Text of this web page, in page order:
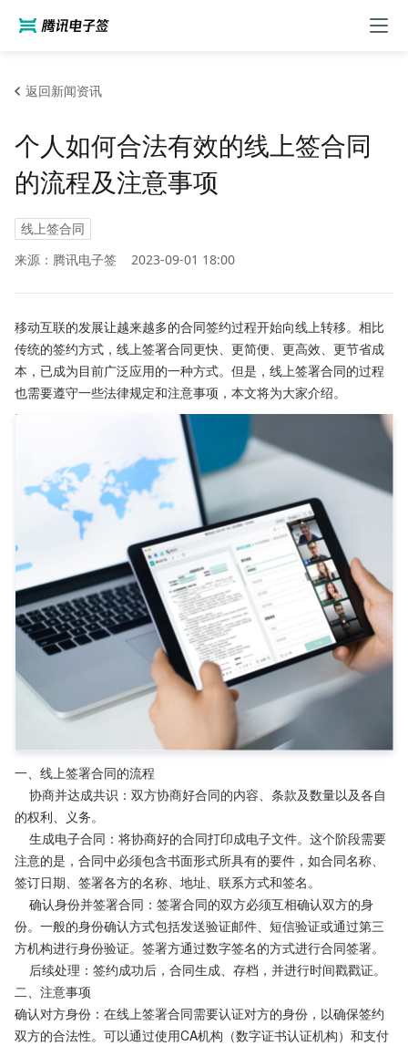
返回新闻资讯
个人如何合法有效的线上签合同
的流程及注意事项
线上签合同
来源：腾讯电子签
2023-09-01 18:00
移动互联的发展让越来越多的合同签约过程开始向线上转移。相比
传统的签约方式，线上签署合同更快、更简便、更高效、更节省成
本，已成为目前广泛应用的一种方式。但是，线上签署合同的过程
也需要遵守一些法律规定和注意事项，本文将为大家介绍。
一、线上签署合同的流程
协商并达成共识：双方协商好合同的内容、条款及数量以及各自
的权利、义务。
生成电子合同：将协商好的合同打印成电子文件。这个阶段需要
注意的是，合同中必须包含书面形式所具有的要件，如合同名称、
签订日期、签署各方的名称、地址、联系方式和签名。
确认身份并签署合同：签署合同的双方必须互相确认双方的身
份。一般的身份确认方式包括发送验证邮件、短信验证或通过第三
方机构进行身份验证。签署方通过数字签名的方式进行合同签署。
后续处理：签约成功后，合同生成、存档，并进行时间戳戳证。
二、注意事项
确认对方身份：在线上签署合同需要认证对方的身份，以确保签约
双方的合法性。可以通过使用CA机构（数字证书认证机构）和支付